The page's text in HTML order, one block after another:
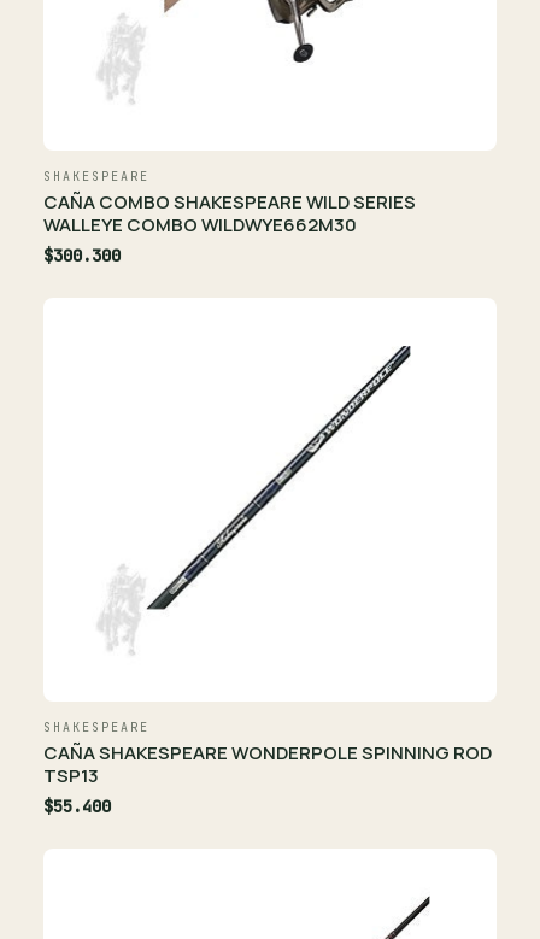
SHAKESPEARE
CAÑA COMBO SHAKESPEARE WILD SERIES
WALLEYE COMBO WILDWYE662M30
$300.300
SHAKESPEARE
CAÑA SHAKESPEARE WONDERPOLE SPINNING ROD
TSP13
$55.400